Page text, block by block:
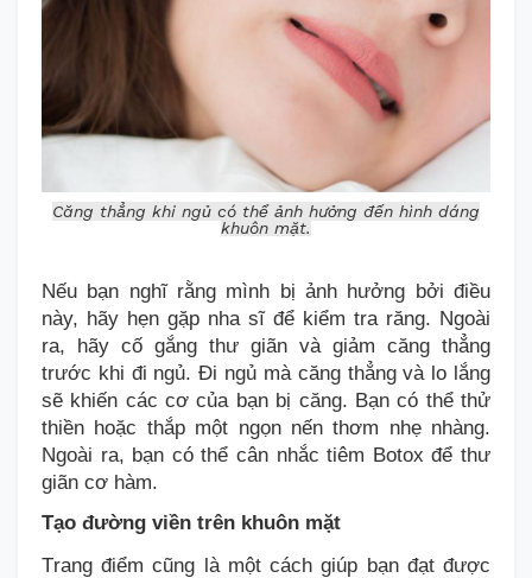
Căng thẳng khi ngủ có thể ảnh hưởng đến hình dáng
khuôn mặt.
Nếu bạn nghĩ rằng mình bị ảnh hưởng bởi điều
này, hãy hẹn gặp nha sĩ để kiểm tra răng. Ngoài
ra, hãy cố gắng thư giãn và giảm căng thẳng
trước khi đi ngủ. Đi ngủ mà căng thẳng và lo lắng
sẽ khiến các cơ của bạn bị căng. Bạn có thể thử
thiền hoặc thắp một ngọn nến thơm nhẹ nhàng.
Ngoài ra, bạn có thể cân nhắc tiêm Botox để thư
giãn cơ hàm.
Tạo đường viền trên khuôn mặt
Trang điểmcũng là một cách giúp bạn đạt được